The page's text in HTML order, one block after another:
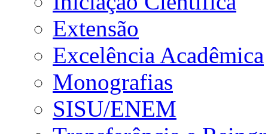
Extensão
Excelência Acadêmica
Monografias
SISU/ENEM